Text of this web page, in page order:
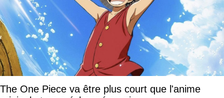
The One Piece va être plus court que l'anime